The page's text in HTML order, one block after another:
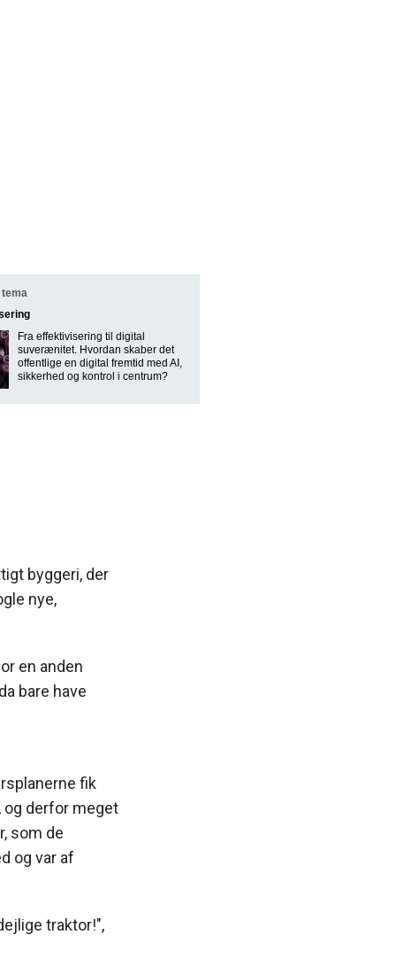
Fra effektivisering til digital
suverænitet. Hvordan skaber det
offentlige en digital fremtid med AI,
sikkerhed og kontrol i centrum?
byggeri, der
nye,
en anden
bare have
fik
og derfor meget
som de
og var af
traktor!",